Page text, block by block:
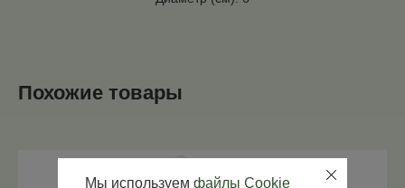
Похожие товары
Мы используем файлы Cookie